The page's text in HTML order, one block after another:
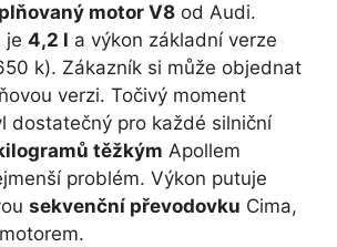
motor V8 od Audi.
je 4,2 l a výkon základní verze
k). Zákazník si může objednat
verzi. Točivý moment
dostatečný pro každé silniční
těžkým Apollem
problém. Výkon putuje
sekvenční převodovku Cima,